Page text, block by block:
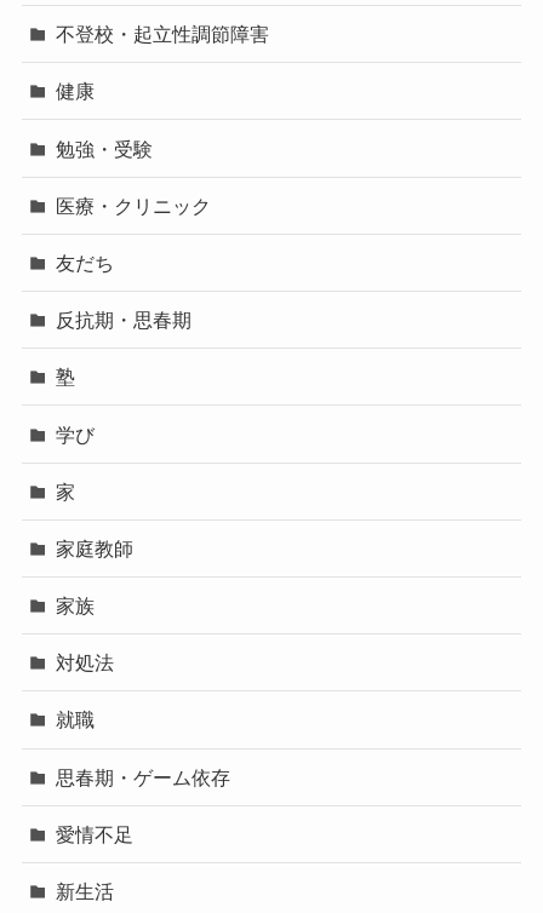
不登校・起立性調節障害
健康
勉強・受験
医療・クリニック
友だち
反抗期・思春期
塾
学び
家
家庭教師
家族
対処法
就職
思春期・ゲーム依存
愛情不足
新生活